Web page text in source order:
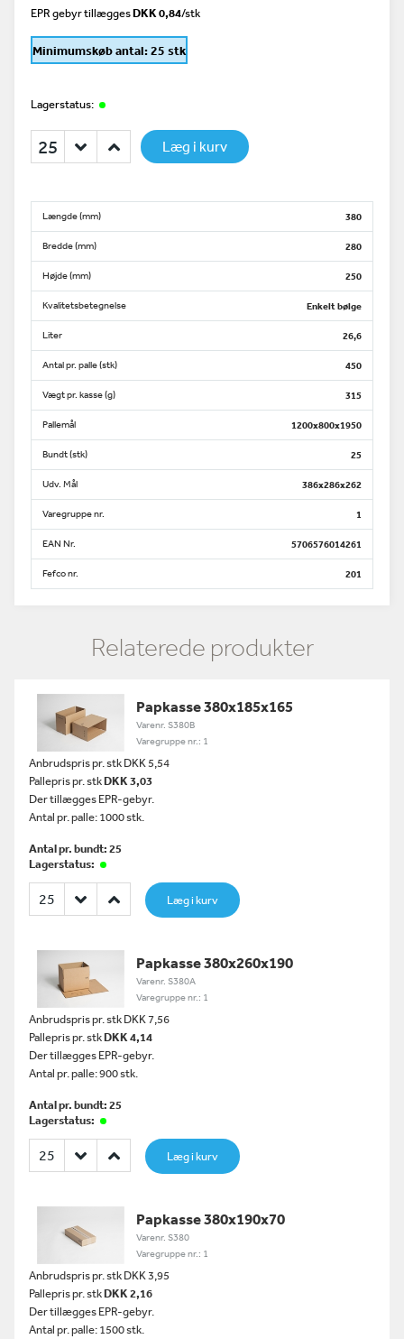
EPR gebyr tillæggesDKK 0,84/stk
Minimumskøb antal: 25 stk
Lagerstatus:
Læg i kurv
Længde (mm) 380
Bredde (mm) 280
Højde (mm) 250
Kvalitetsbetegnelse Enkelt bølge
Liter 26,6
Antal pr. palle (stk) 450
Vægt pr. kasse (g) 315
Pallemål 1200x800x1950
Bundt (stk) 25
Udv. Mål 386x286x262
Varegruppe nr. 1
EAN Nr. 5706576014261
Fefco nr. 201
Relaterede produkter
Papkasse 380x185x165
Varenr. S380B
Varegruppe nr.: 1
Anbrudspris pr. stk DKK 5,54
Pallepris pr. stkDKK 3,03
Der tillægges EPR-gebyr.
Antal pr. palle: 1000 stk.
Antal pr. bundt: 25
Lagerstatus:
Læg i kurv
Papkasse 380x260x190
Varenr. S380A
Varegruppe nr.: 1
Anbrudspris pr. stk DKK 7,56
Pallepris pr. stkDKK 4,14
Der tillægges EPR-gebyr.
Antal pr. palle: 900 stk.
Antal pr. bundt: 25
Lagerstatus:
Læg i kurv
Papkasse 380x190x70
Varenr. S380
Varegruppe nr.: 1
Anbrudspris pr. stk DKK 3,95
Pallepris pr. stkDKK 2,16
Der tillægges EPR-gebyr.
Antal pr. palle: 1500 stk.